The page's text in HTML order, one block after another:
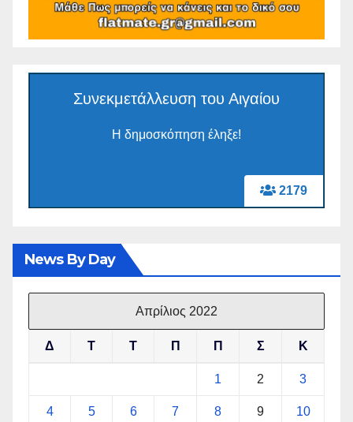
2179
Συνεκμετάλλευση του Αιγαίου
Η δημοσκόπηση έληξε!
News By Day
Απρίλιος 2022
Δ Τ Τ Π Π Σ Κ
1 2 3
4 5 6 7 8 9 10